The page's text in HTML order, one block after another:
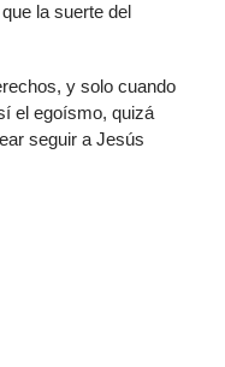
la suerte del
y solo cuando
el egoísmo, quizá
seguir a Jesús